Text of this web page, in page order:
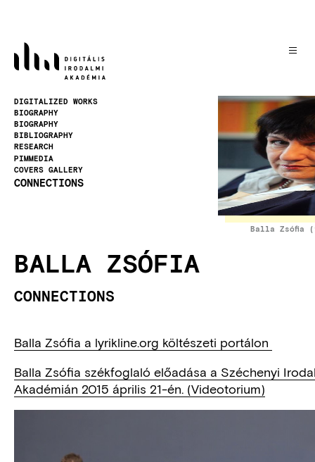
content
Image
Balla Zsófia
DIGITALIZED WORKS
BIOGRAPHY
BIOGRAPHY
BIBLIOGRAPHY
RESEARCH
PIMMEDIA
COVERS GALLERY
CONNECTIONS
BALLA ZSÓFIA
CONNECTIONS
Balla Zsófia a lyrikline.org költészeti portálon
Balla Zsófia székfoglaló előadása a Széchenyi
Akadémián 2015 április 21-én. (Videotorium)